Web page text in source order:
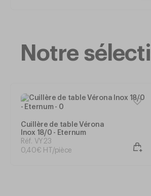
Notre
Cuillère de table Vérona
Inox 18/0 - Eternum
Réf. VY23
0, 40€ HT/pièce